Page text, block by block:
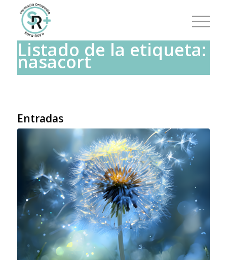
Listado de la etiqueta:
nasacort
Entradas